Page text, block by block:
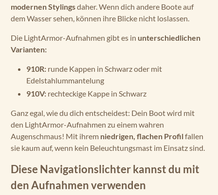
modernen Stylingsdaher. Wenn dich andere Boote auf
dem Wasser sehen, können ihre Blicke nicht loslassen.
Die LightArmor-Aufnahmen gibt es in unterschiedlichen
Varianten:
910R: runde Kappen in Schwarz oder mit
Edelstahlummantelung
910V: rechteckige Kappe in Schwarz
Ganz egal, wie du dich entscheidest: Dein Boot wird mit
den LightArmor-Aufnahmen zu einem wahren
Augenschmaus! Mit ihrem niedrigen, flachen Profilfallen
sie kaum auf, wenn kein Beleuchtungsmast im Einsatz sind.
Diese Navigationslichter kannst du mit
den Aufnahmen verwenden